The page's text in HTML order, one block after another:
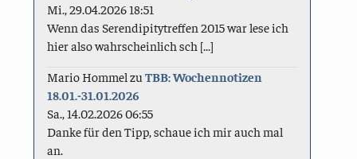
Mi., 29.04.2026 18:51
Wenn das Serendipitytreffen 2015 war lese ich
hier also wahrscheinlich sch [...]
Mario Hommel zuTBB: Wochennotizen
18.01.-31.01.2026
Sa., 14.02.2026 06:55
Danke für den Tipp, schaue ich mir auch mal
an.